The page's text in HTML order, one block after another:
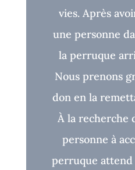
vies. Après
une personne
la perruque
Nous prenons
don en la
À la recherche
personne à
perruque attend